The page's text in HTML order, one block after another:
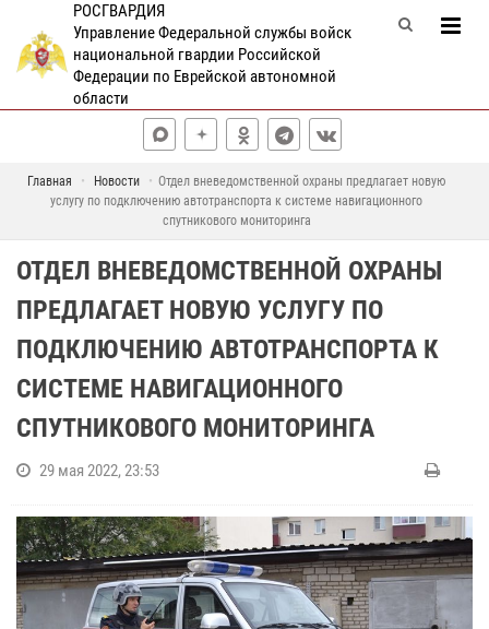
РОСГВАРДИЯ
Управление Федеральной службы войск
национальной гвардии Российской
Федерации по Еврейской автономной
области
Главная Новости
Отдел вневедомственной охраны предлагает новую
услугу по подключению автотранспорта к системе навигационного
спутникового мониторинга
ОТДЕЛ ВНЕВЕДОМСТВЕННОЙ ОХРАНЫ
ПРЕДЛАГАЕТ НОВУЮ УСЛУГУ ПО
ПОДКЛЮЧЕНИЮ АВТОТРАНСПОРТА К
СИСТЕМЕ НАВИГАЦИОННОГО
СПУТНИКОВОГО МОНИТОРИНГА
29 мая 2022, 23:53